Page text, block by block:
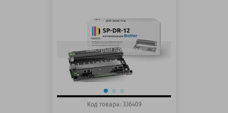
150 баллов
Быстрый просмотр
Код товара: 336409